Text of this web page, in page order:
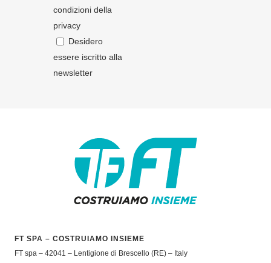
condizioni della
privacy
Desidero
essere iscritto alla
newsletter
FT SPA – COSTRUIAMO INSIEME
FT spa – 42041 – Lentigione di Brescello (RE) – Italy